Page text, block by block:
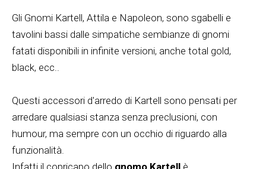
Gli Gnomi Kartell, Attila e Napoleon, sono sgabelli e
tavolini bassi dalle simpatiche sembianze di gnomi
fatati disponibili in infinite versioni, anche total gold,
black, ecc..
Questi accessori d'arredo di Kartell sono pensati per
arredare qualsiasi stanza senza preclusioni, con
humour, ma sempre con un occhio di riguardo alla
funzionalità.
Infatti il copricapo dello gnomo Kartell è